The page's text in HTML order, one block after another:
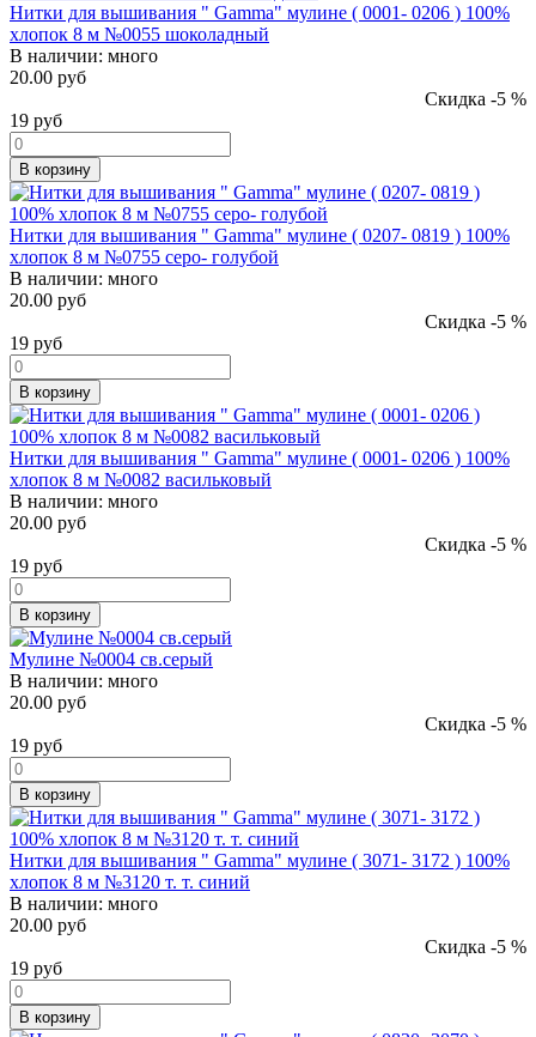
Нитки для вышивания " Gamma" мулине ( 0001- 0206 ) 100%
хлопок 8 м №0055 шоколадный
В наличии: много
20.00 руб
Скидка -5 %
19 руб
В корзину
Нитки для вышивания " Gamma" мулине ( 0207- 0819 ) 100%
хлопок 8 м №0755 серо- голубой
В наличии: много
20.00 руб
Скидка -5 %
19 руб
В корзину
Нитки для вышивания " Gamma" мулине ( 0001- 0206 ) 100%
хлопок 8 м №0082 васильковый
В наличии: много
20.00 руб
Скидка -5 %
19 руб
В корзину
Мулине №0004 св.серый
В наличии: много
20.00 руб
Скидка -5 %
19 руб
В корзину
Нитки для вышивания " Gamma" мулине ( 3071- 3172 ) 100%
хлопок 8 м №3120 т. т. синий
В наличии: много
20.00 руб
Скидка -5 %
19 руб
В корзину